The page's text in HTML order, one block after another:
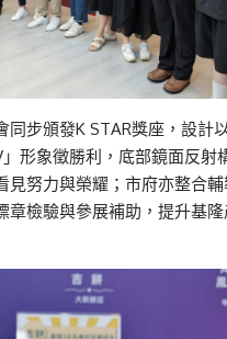
同步頒發K STAR獎座，設計
形象徵勝利，底部鏡面反射
見努力與榮耀；市府亦整合
章檢驗與參展補助，提升基